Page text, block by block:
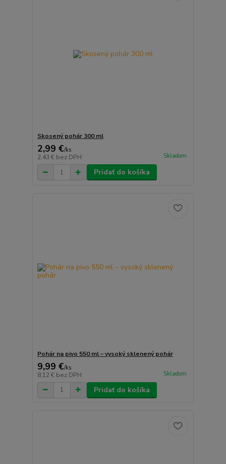
Skosený pohár 300 ml
2,99 €/ks
2,43 € bez DPH Skladom
Pridať do košíka
Pohár na pivo 550 ml – vysoký sklenený pohár
9,99 €/ks
8,12 € bez DPH Skladom
Pridať do košíka